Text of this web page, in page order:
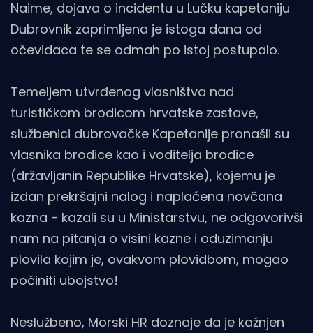
Naime, dojava o incidentu u Lučku kapetaniju
Dubrovnik zaprimljena je istoga dana od
očevidaca te se odmah po istoj postupalo.
Temeljem utvrđenog vlasništva nad
turističkom brodicom hrvatske zastave,
službenici dubrovačke Kapetanije pronašli su
vlasnika brodice kao i voditelja brodice
(državljanin Republike Hrvatske), kojemu je
izdan prekršajni nalog i naplaćena novčana
kazna - kazali su u Ministarstvu, ne odgovorivši
nam na pitanja o visini kazne i oduzimanju
plovila kojim je, ovakvom plovidbom, mogao
počiniti ubojstvo!
Neslužbeno, Morski HR doznaje da je kažnjen